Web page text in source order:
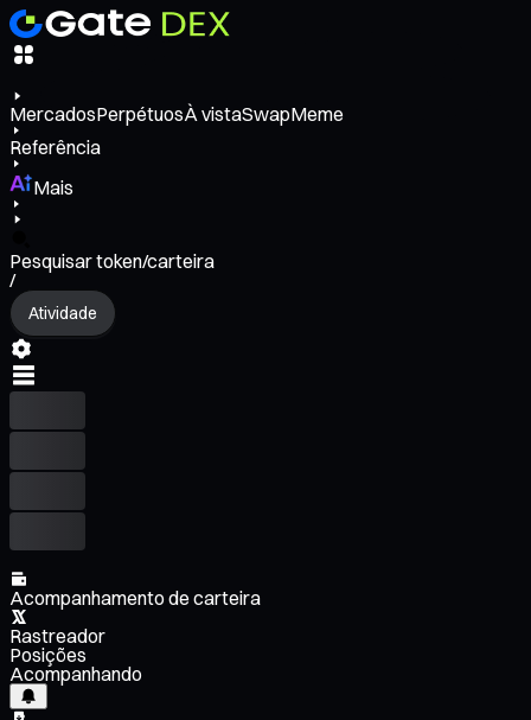
MercadosPerpétuosÀ vistaSwapMeme
Referência
Mais
Pesquisar token/carteira
/
Atividade
Acompanhamento de carteira
Rastreador
Posições
Acompanhando